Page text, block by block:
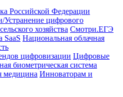
Российской Федерации
Устранение цифрового
хозяйства Смотри.ЕГЭ
SaaS Национальная облачная
цифровизации Цифровые
биометрическая система
медицина Инноваторам и